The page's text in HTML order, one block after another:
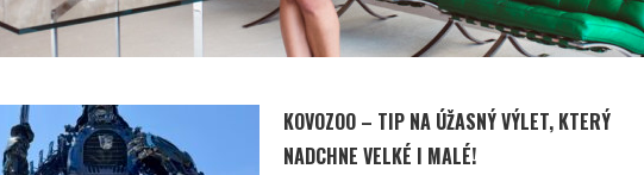
KOVOZOO – TIP NA ÚŽASNÝ VÝLET, KTERÝ
NADCHNE VELKÉ I MALÉ!